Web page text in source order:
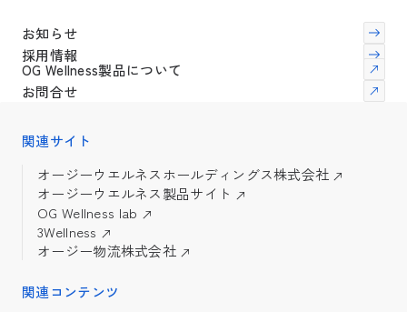
お知らせ
採用情報
OG Wellness製品について
お問合せ
関連サイト
オージーウエルネスホールディングス株式会社
オージーウエルネス製品サイト
OG Wellness lab
3Wellness
オージー物流株式会社
関連コンテンツ